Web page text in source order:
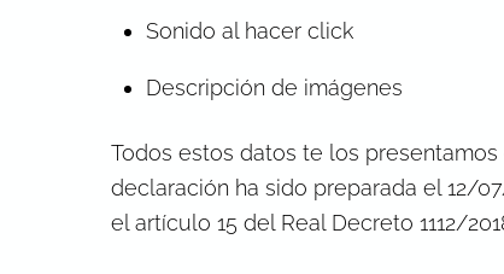
Sonido al hacer click
Descripción de imágenes
Todos estos datos te los
declaración ha sido preparada el 12/
el artículo 15 del Real Decreto 1112/